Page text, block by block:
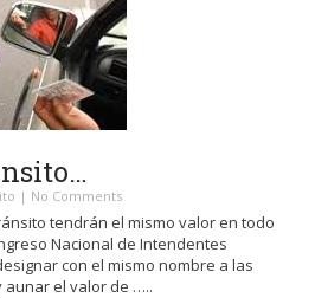
| No Comments
tendrán el mismo valor en todo
Nacional de Intendentes
con el mismo nombre a las
el valor de …..